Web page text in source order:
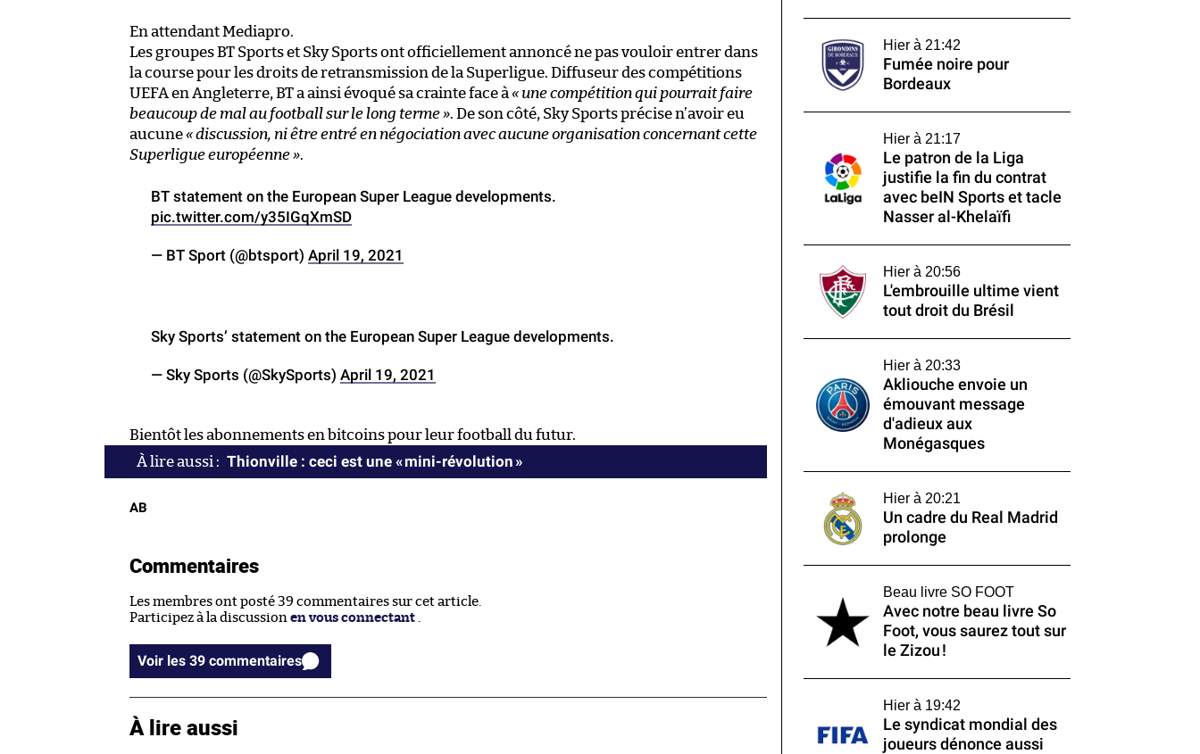
En attendant Mediapro.
Les groupes BT Sports et Sky Sports ont officiellement annoncé ne pas vouloir entrer dans
la course pour les droits de retransmission de la Superligue. Diffuseur des compétitions
UEFA en Angleterre, BT a ainsi évoqué sa crainte face à « une compétition qui pourrait faire
beaucoup de mal au football sur le long terme ». De son côté, Sky Sports précise n’avoir eu
aucune« discussion, ni être entré en négociation avec aucune organisation concernant cette
Superligue européenne ».
BT statement on the European Super League developments.
pic.twitter.com/y35IGqXmSD
— BT Sport (@btsport) April 19, 2021
Sky Sports’ statement on the European Super League developments.
— Sky Sports (@SkySports) April 19, 2021
Bientôt les abonnements en bitcoins pour leur football du futur.
Thionville : ceci est une « mini-révolution »
AB
Commentaires
Les membres ont posté 39 commentaires sur cet article.
Participez à la discussion en vous connectant
Voir les 39 commentaires
À lire aussi
Hier à 21:42
Fumée noire pour
Bordeaux
Hier à 21:17
Le patron de la Liga
justifie la fin du contrat
avec beIN Sports et tacle
Nasser al-Khelaïfi
Hier à 20:56
L'embrouille ultime vient
tout droit du Brésil
Hier à 20:33
Akliouche envoie un
émouvant message
d'adieux aux
Monégasques
Hier à 20:21
Un cadre du Real Madrid
prolonge
Beau livre SO FOOT
Avec notre beau livre So
Foot, vous saurez tout sur
le Zizou !
Hier à 19:42
Le syndicat mondial des
joueurs dénonce aussi